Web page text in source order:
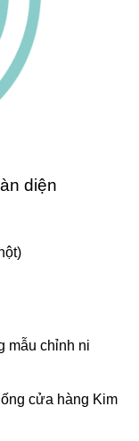
diện
mẫu chỉnh ni
cửa hàng Kim